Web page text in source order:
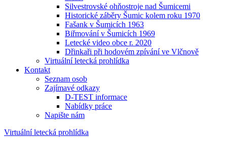
Silvestrovské ohňostroje nad Šumicemi
Historické záběry Šumic kolem roku 1970
Fašank v Šumicích 1963
Biřmování v Šumicích 1969
Letecké video obce r. 2020
Dřinkaři při hodovém zpívání ve Vlčnově
Virtuální letecká prohlídka
Kontakt
Seznam osob
Zajímavé odkazy
D-TEST informace
Nabídky práce
Napište nám
Virtuální letecká prohlídka